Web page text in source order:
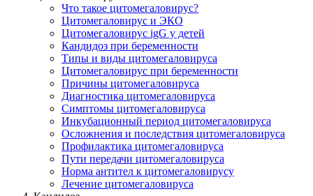
Что такое цитомегаловирус?
Цитомегаловирус и ЭКО
Цитомегаловирус igG у детей
Кандидоз при беременности
Типы и виды цитомегаловируса
Цитомегаловирус при беременности
Причины цитомегаловируса
Диагностика цитомегаловируса
Симптомы цитомегаловируса
Инкубационный период цитомегаловируса
Осложнения и последствия цитомегаловируса
Профилактика цитомегаловирусa
Пути передачи цитомегаловируса
Норма антител к цитомегаловирусу
Лечение цитомегаловируса